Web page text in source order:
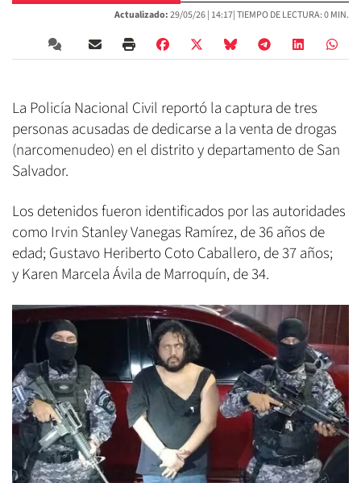
Actualizado:29/05/26 | 14:17| TIEMPO DE LECTURA: 0 MIN.
La Policía Nacional Civil reportó la captura de tres
personas acusadas de dedicarse a la venta de drogas
(narcomenudeo) en el distrito y departamento de San
Salvador.
Los detenidos fueron identificados por las autoridades
como Irvin Stanley Vanegas Ramírez, de 36 años de
edad; Gustavo Heriberto Coto Caballero, de 37 años;
y Karen Marcela Ávila de Marroquín, de 34.